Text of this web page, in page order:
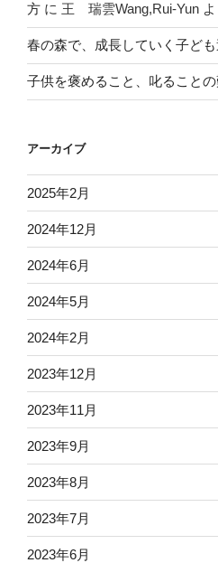
方 に 王 瑞雲Wang,Rui-Yun
春の森で、成長していく子ども
子供を褒めること、叱ることの
アーカイブ
2025年2月
2024年12月
2024年6月
2024年5月
2024年2月
2023年12月
2023年11月
2023年9月
2023年8月
2023年7月
2023年6月